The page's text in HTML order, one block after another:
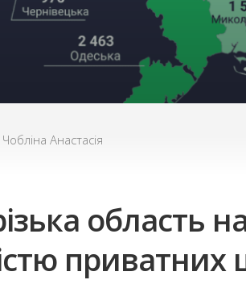
Чобліна Анастасія
область
приватних